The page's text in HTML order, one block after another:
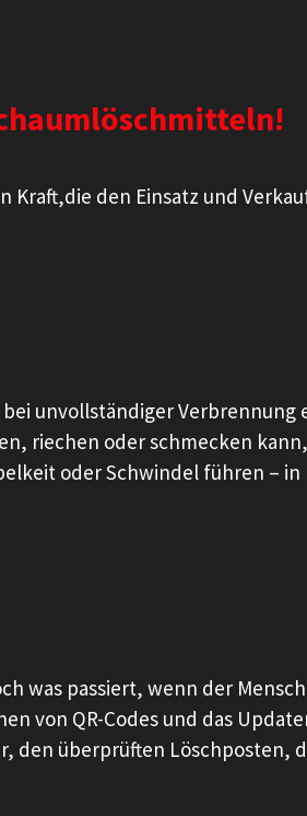
den Einsatz und
unvollständiger Verbrennung
riechen oder schmecken
oder Schwindel führen –
was passiert, wenn der
von QR-Codes und das
den überprüften Löschposten,